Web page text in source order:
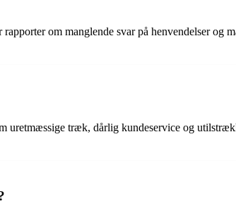
om manglende svar på henvendelser og
uretmæssige træk, dårlig kundeservice og